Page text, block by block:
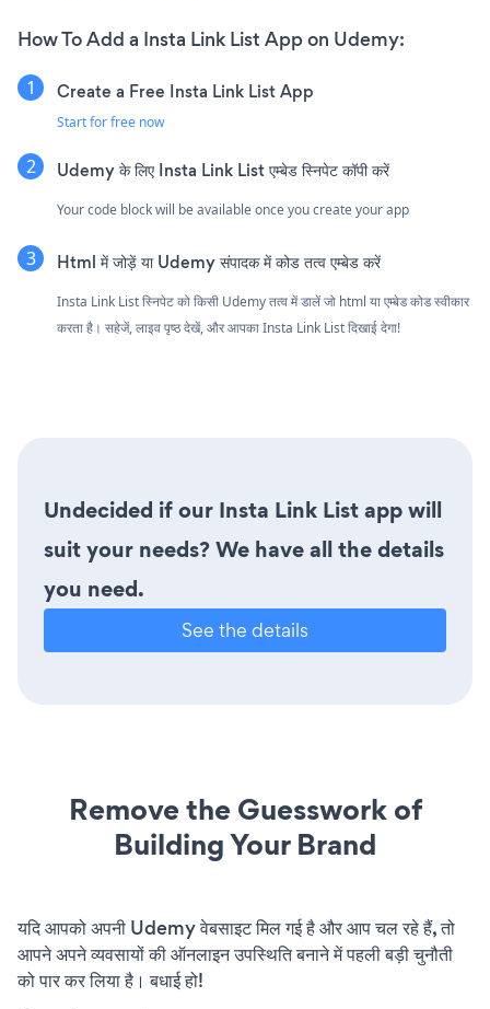
How To Add a Insta Link List App on Udemy:
Create a Free Insta Link List App
Start for free now
Udemy के लिए Insta Link List एम्बेड स्निपेट कॉपी करें
Your code block will be available once you create your app
Html में जोड़ें या Udemy संपादक में कोड तत्व एम्बेड करें
Insta Link List स्निपेट को किसी Udemy तत्व में डालें जो html या एम्बेड कोड स्वीकार
करता है। सहेजें, लाइव पृष्ठ देखें, और आपका Insta Link List दिखाई देगा!
Undecided if our Insta Link List app will
suit your needs? We have all the details
you need.
See the details
Remove the Guesswork of
Building Your Brand
यदि आपको अपनी Udemy वेबसाइट मिल गई है और आप चल रहे हैं, तो
आपने अपने व्यवसायों की ऑनलाइन उपस्थिति बनाने में पहली बड़ी चुनौती
को पार कर लिया है। बधाई हो!